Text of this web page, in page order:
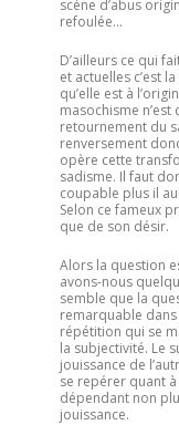
scène d’abus
refoulée…
D’ailleurs ce qui
et actuelles c’est
qu’elle est à
masochisme
retournement du
renversement
opère cette
sadisme. Il faut
coupable plus il
Selon ce fameux
que de son désir.
Alors la question
avons-nous
semble que la
remarquable
répétition qui se
la subjectivité. Le
jouissance de
se repérer quant
dépendant non
jouissance.